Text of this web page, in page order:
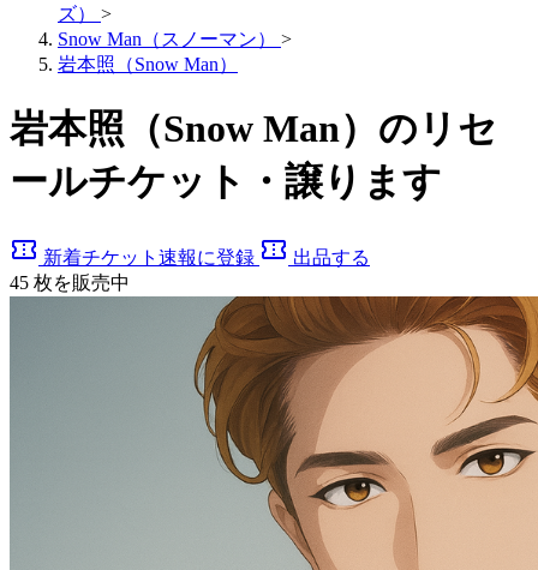
ズ）
>
Snow Man（スノーマン）
>
岩本照（Snow Man）
岩本照（Snow Man）のリセ
ールチケット・譲ります
confirmation_number 新着チケット速報に登録 confirmation_number 出品する
45 枚を販売中